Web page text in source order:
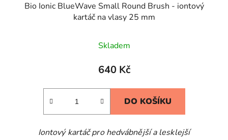
Bio Ionic BlueWave Small Round Brush - iontový
kartáč na vlasy 25 mm
Skladem
640 Kč
DO KOŠÍKU
Iontový kartáč pro hedvábnější a lesklejší